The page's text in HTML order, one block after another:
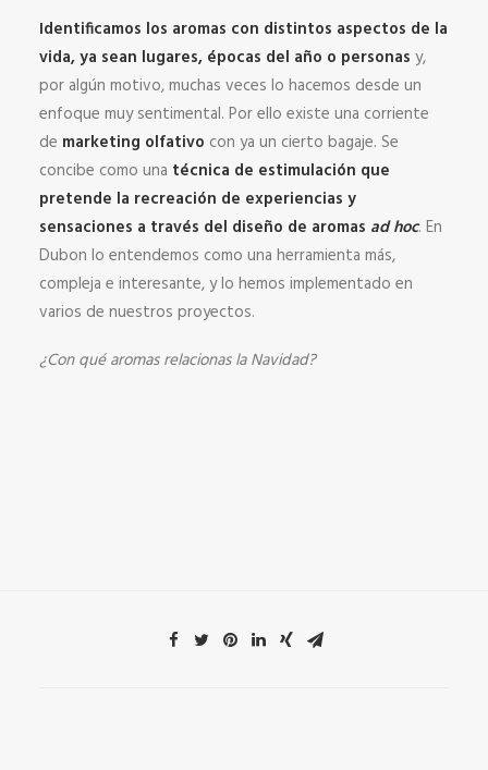
Identificamos los aromas con distintos aspectos de la
vida, ya sean lugares, épocas del año o personas y,
por algún motivo, muchas veces lo hacemos desde un
enfoque muy sentimental. Por ello existe una corriente
de marketing olfativo con ya un cierto bagaje. Se
concibe como una técnica de estimulación que
pretende la recreación de experiencias y
sensaciones a través del diseño de aromas ad hoc. En
Dubon lo entendemos como una herramienta más,
compleja e interesante, y lo hemos implementado en
varios de nuestros proyectos.
¿Con qué aromas relacionas la Navidad?